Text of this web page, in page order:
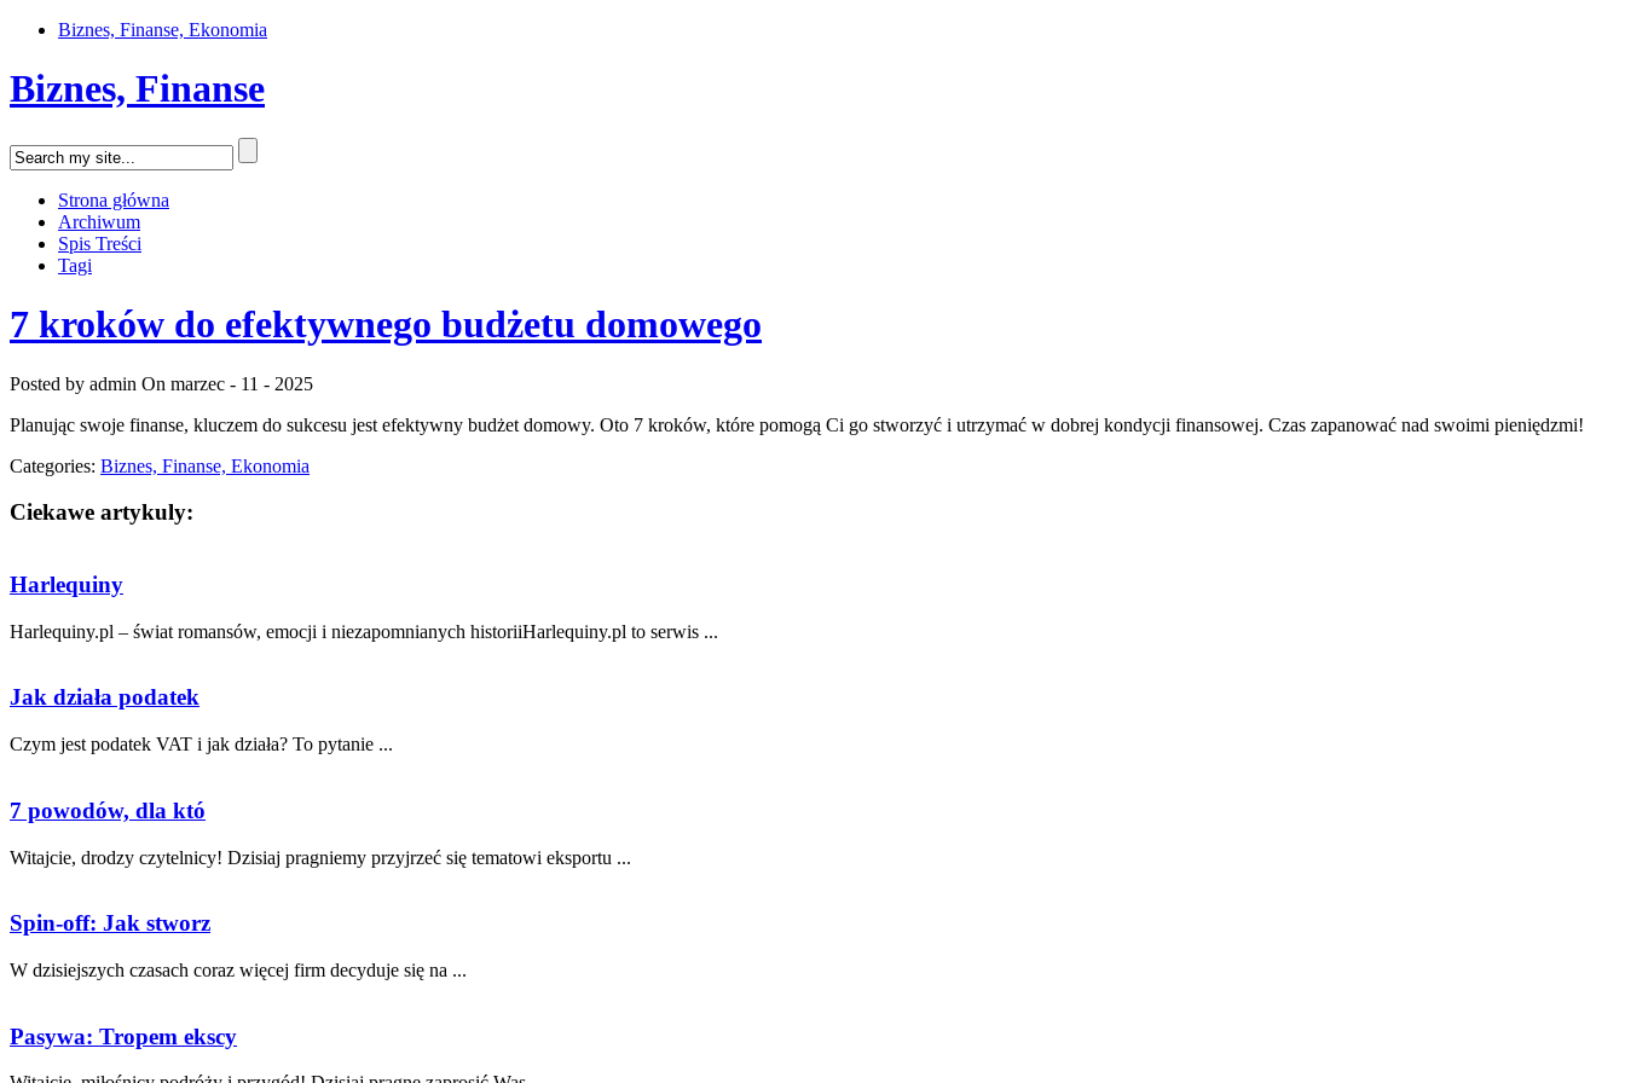
Biznes, Finanse, Ekonomia
Biznes, Finanse
Strona główna
Archiwum
Spis Treści
Tagi
7 kroków do efektywnego budżetu domowego
Posted by admin On marzec - 11 - 2025
Planując swoje finanse, kluczem do sukcesu jest efektywny budżet domowy. Oto 7 kroków, które pomogą Ci go stworzyć i utrzymać w dobrej kondycji finansowej. Czas zapanować nad swoimi pieniędzmi!
Categories: Biznes, Finanse, Ekonomia
Ciekawe artykuly:
Harlequiny
Harlequiny.pl – świat romansów, emocji i niezapomnianych historiiHarlequiny.pl to serwis ...
Jak działa podatek
Czym jest podatek‌ VAT i jak działa? To ‌pytanie ...
7 powodów, dla któ
Witajcie,​ drodzy czytelnicy! Dzisiaj pragniemy przyjrzeć się ⁢tematowi eksportu ...
Spin-off: Jak stworz
W dzisiejszych czasach coraz więcej‍ firm decyduje się ​na ...
Pasywa: Tropem ekscy